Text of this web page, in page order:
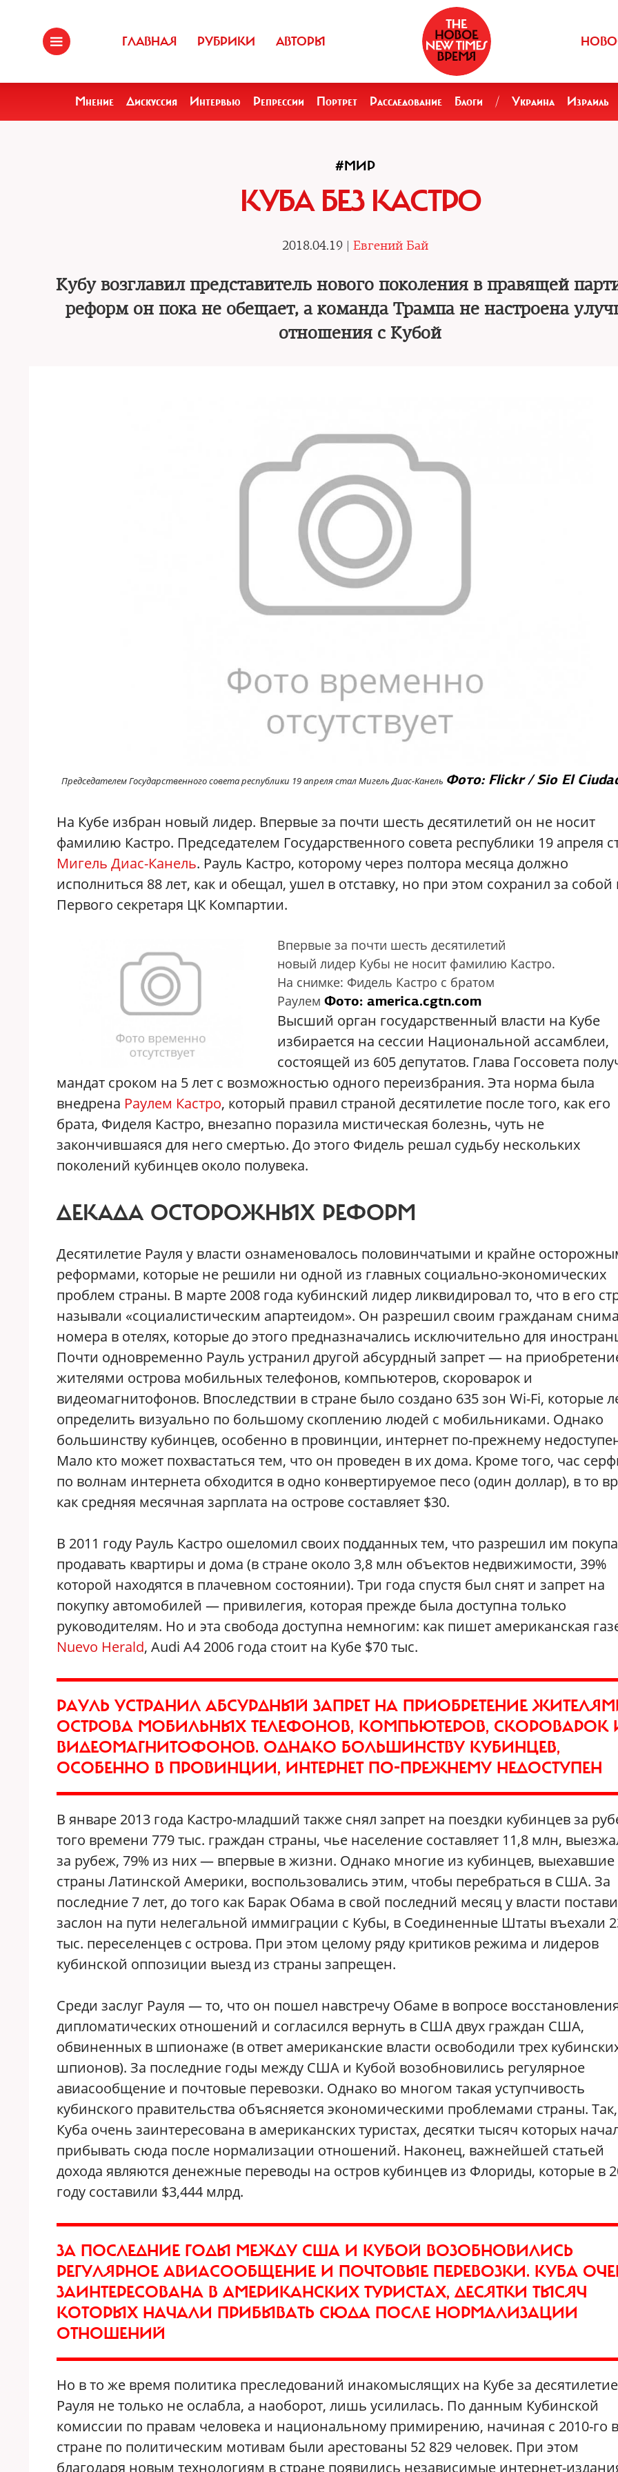
ГЛАВНАЯ РУБРИКИ АВТОРЫ
Мнение Дискуссия Интервью Репрессии Портрет Расследование Блоги / Украина Израиль
#МИР
КУБА БЕЗ КАСТРО
2018.04.19 | Евгений Бай
Кубу возглавил представитель нового поколения в правящей
реформ он пока не обещает, а команда Трампа не настроена
отношения с Кубой
Председателем Государственного совета республики 19 апреля стал Мигель Диас-Канель Фото: Flickr / Sio El
На Кубе избран новый лидер. Впервые за почти шесть десятилетий он не носит
фамилию Кастро. Председателем Государственного совета республики 19 апреля
Мигель Диас-Канель. Рауль Кастро, которому через полтора месяца должно
исполниться 88 лет, как и обещал, ушел в отставку, но при этом сохранил за собой
Первого секретаря ЦК Компартии.
Впервые за почти шесть десятилетий
новый лидер Кубы не носит фамилию Кастро.
На снимке: Фидель Кастро с братом
Раулем Фото: america.cgtn.com
Высший орган государственный власти на Кубе
избирается на сессии Национальной ассамблеи,
состоящей из 605 депутатов. Глава Госсовета
мандат сроком на 5 лет с возможностью одного переизбрания. Эта норма была
внедрена Раулем Кастро, который правил страной десятилетие после того, как его
брата, Фиделя Кастро, внезапно поразила мистическая болезнь, чуть не
закончившаяся для него смертью. До этого Фидель решал судьбу нескольких
поколений кубинцев около полувека.
ДЕКАДА ОСТОРОЖНЫХ РЕФОРМ
Десятилетие Рауля у власти ознаменовалось половинчатыми и крайне
реформами, которые не решили ни одной из главных социально-экономических
проблем страны. В марте 2008 года кубинский лидер ликвидировал то, что в его
называли «социалистическим апартеидом». Он разрешил своим гражданам
номера в отелях, которые до этого предназначались исключительно для
Почти одновременно Рауль устранил другой абсурдный запрет — на
жителями острова мобильных телефонов, компьютеров, скороварок и
видеомагнитофонов. Впоследствии в стране было создано 635 зон Wi-Fi, которые
определить визуально по большому скоплению людей с мобильниками. Однако
большинству кубинцев, особенно в провинции, интернет по-прежнему
Мало кто может похвастаться тем, что он проведен в их дома. Кроме того, час
по волнам интернета обходится в одно конвертируемое песо (один доллар), в то
как средняя месячная зарплата на острове составляет $30.
В 2011 году Рауль Кастро ошеломил своих подданных тем, что разрешил им
продавать квартиры и дома (в стране около 3,8 млн объектов недвижимости, 39%
которой находятся в плачевном состоянии). Три года спустя был снят и запрет на
покупку автомобилей — привилегия, которая прежде была доступна только
руководителям. Но и эта свобода доступна немногим: как пишет американская
Nuevo Herald, Audi А4 2006 года стоит на Кубе $70 тыс.
РАУЛЬ УСТРАНИЛ АБСУРДНЫЙ ЗАПРЕТ НА ПРИОБРЕТЕНИЕ
ОСТРОВА МОБИЛЬНЫХ ТЕЛЕФОНОВ, КОМПЬЮТЕРОВ, СКОРОВАРОК
ВИДЕОМАГНИТОФОНОВ. ОДНАКО БОЛЬШИНСТВУ КУБИНЦЕВ,
ОСОБЕННО В ПРОВИНЦИИ, ИНТЕРНЕТ ПО-ПРЕЖНЕМУ НЕДОСТУПЕН
В январе 2013 года Кастро-младший также снял запрет на поездки кубинцев за
того времени 779 тыс. граждан страны, чье население составляет 11,8 млн,
за рубеж, 79% из них — впервые в жизни. Однако многие из кубинцев, выехавшие
страны Латинской Америки, воспользовались этим, чтобы перебраться в США. За
последние 7 лет, до того как Барак Обама в свой последний месяц у власти
заслон на пути нелегальной иммиграции с Кубы, в Соединенные Штаты въехали
тыс. переселенцев с острова. При этом целому ряду критиков режима и лидеров
кубинской оппозиции выезд из страны запрещен.
Среди заслуг Рауля — то, что он пошел навстречу Обаме в вопросе
дипломатических отношений и согласился вернуть в США двух граждан США,
обвиненных в шпионаже (в ответ американские власти освободили трех
шпионов). За последние годы между США и Кубой возобновились регулярное
авиасообщение и почтовые перевозки. Однако во многом такая уступчивость
кубинского правительства объясняется экономическими проблемами страны. Так,
Куба очень заинтересована в американских туристах, десятки тысяч которых
прибывать сюда после нормализации отношений. Наконец, важнейшей статьей
дохода являются денежные переводы на остров кубинцев из Флориды, которые в
году составили $3,444 млрд.
ЗА ПОСЛЕДНИЕ ГОДЫ МЕЖДУ США И КУБОЙ ВОЗОБНОВИЛИСЬ
РЕГУЛЯРНОЕ АВИАСООБЩЕНИЕ И ПОЧТОВЫЕ ПЕРЕВОЗКИ. КУБА
ЗАИНТЕРЕСОВАНА В АМЕРИКАНСКИХ ТУРИСТАХ, ДЕСЯТКИ ТЫСЯЧ
КОТОРЫХ НАЧАЛИ ПРИБЫВАТЬ СЮДА ПОСЛЕ НОРМАЛИЗАЦИИ
ОТНОШЕНИЙ
Но в то же время политика преследований инакомыслящих на Кубе за десятилетие
Рауля не только не ослабла, а наоборот, лишь усилилась. По данным Кубинской
комиссии по правам человека и национальному примирению, начиная с 2010-го в
стране по политическим мотивам были арестованы 52 829 человек. При этом
благодаря новым технологиям в стране появились независимые интернет-